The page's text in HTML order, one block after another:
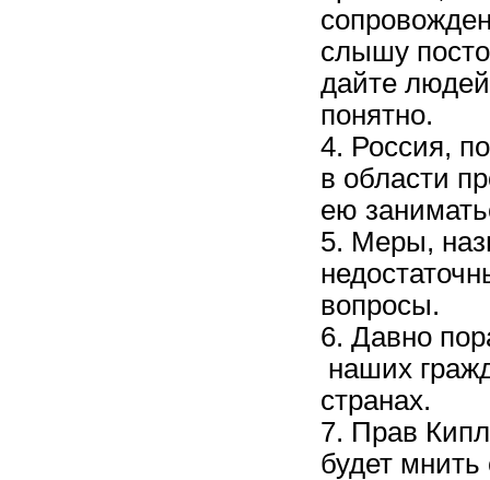
слышу
дайте
понятно.
4. Россия,
в области
ею
5. Меры,
вопросы.
6. Давно
наших
странах.
7. Прав
будет